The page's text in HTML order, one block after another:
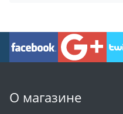
О магазине